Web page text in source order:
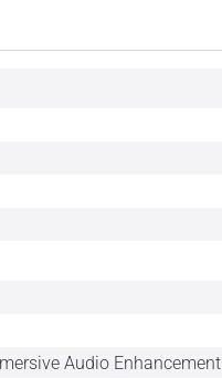
Audio Enhancement